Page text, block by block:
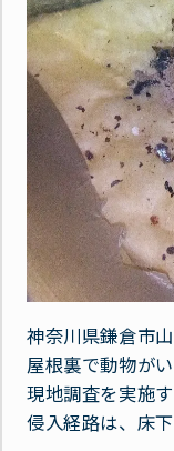
神奈川県鎌倉市
屋根裏で動物が
現地調査を実施
侵入経路は、床